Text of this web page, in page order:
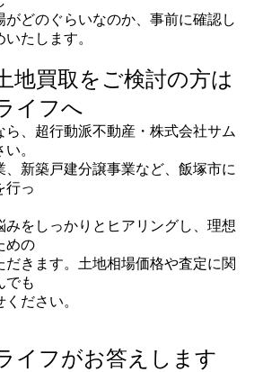
どのぐらいなのか、事前に確認し
たします。
地買取をご検討の方は
イフへ
、超行動派不動産・株式会社サム
。
新築戸建分譲事業など、飯塚市に
行っ
みをしっかりとヒアリングし、理想
めの
きます。土地相場価格や査定に関
でも
ださい。
イフがお答えします